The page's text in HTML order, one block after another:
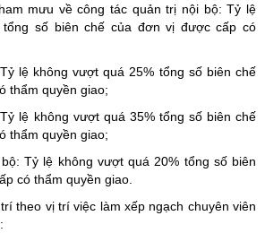
mưu về công tác quản trị nội bộ: Tỷ lệ
tổng số biên chế của đơn vị được cấp có
lệ không vượt quá 25% tổng số biên chế
thẩm quyền giao;
lệ không vượt quá 35% tổng số biên chế
thẩm quyền giao;
Tỷ lệ không vượt quá 20% tổng số biên
có thẩm quyền giao.
theo vị trí việc làm xếp ngạch chuyên viên